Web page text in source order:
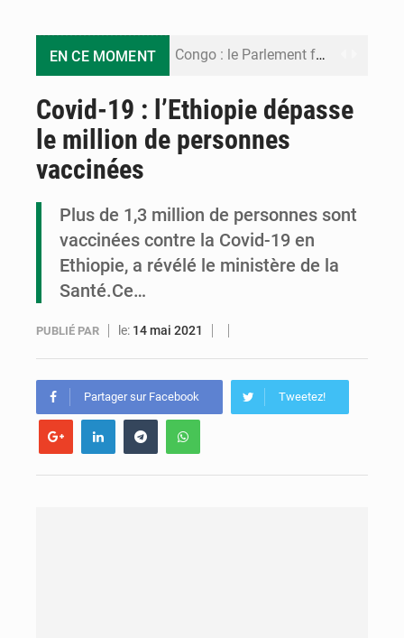
EN CE MOMENT Congo : le Parlement formule 28 recommandations sur le Cadre budgétaire 2027-2029
Le Congo se dote d’un programme national pour valoriser les produits forestiers non ligneux
Covid-19 : l’Ethiopie dépasse
le million de personnes
vaccinées
Plus de 1,3 million de personnes sont
vaccinées contre la Covid-19 en
Ethiopie, a révélé le ministère de la
Santé.Ce…
PUBLIÉ PAR le: 14 mai 2021
Partager sur Facebook Tweetez!